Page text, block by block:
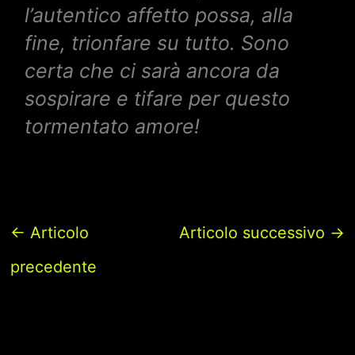
l’autentico affetto possa, alla
fine, trionfare su tutto. Sono
certa che ci sarà ancora da
sospirare e tifare per questo
tormentato amore!
← Articolo
precedente
Articolo successivo →